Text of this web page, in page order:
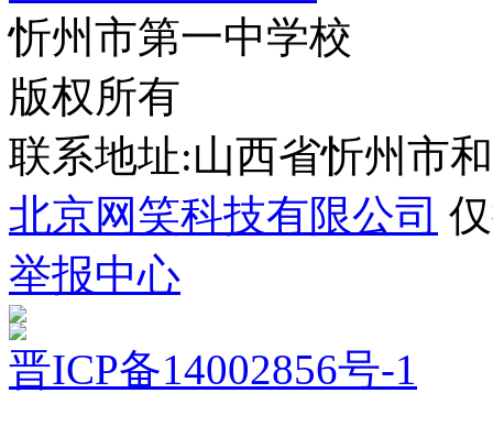
忻州市第一中学校
版权所有
联系地址:山西省忻州市
北京网笑科技有限公司
举报中心
晋ICP备14002856号-1